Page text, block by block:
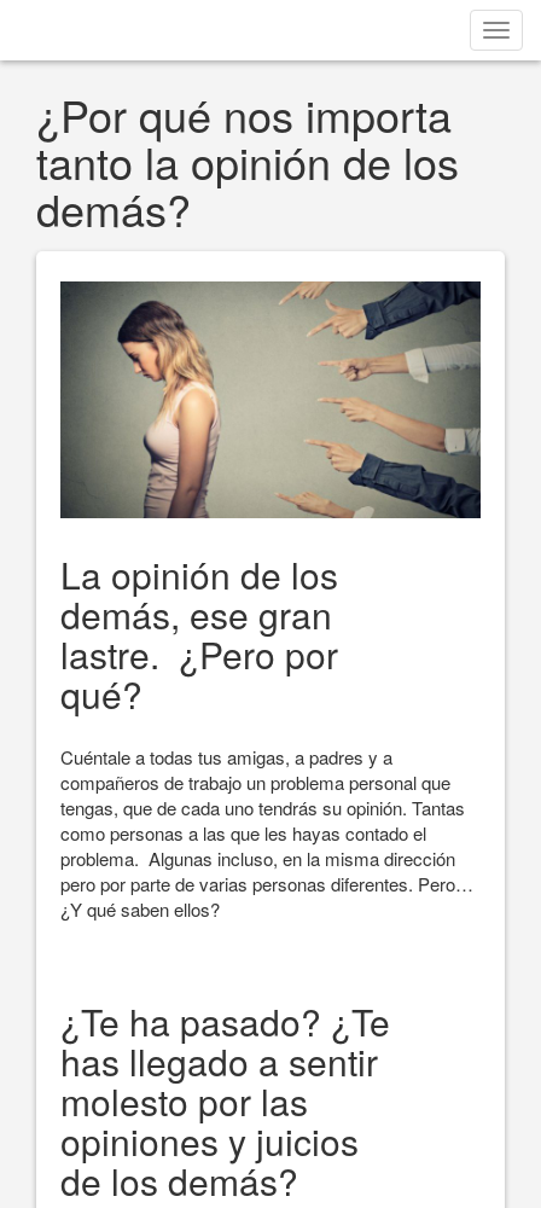
¿Por qué nos importa
tanto la opinión de los
demás?
La opinión de los
demás, ese gran
lastre. ¿Pero por
qué?
Cuéntale a todas tus amigas, a padres y a
compañeros de trabajo un problema personal que
tengas, que de cada uno tendrás su opinión. Tantas
como personas a las que les hayas contado el
problema. Algunas incluso, en la misma dirección
pero por parte de varias personas diferentes. Pero…
¿Y qué saben ellos?
¿Te ha pasado? ¿Te
has llegado a sentir
molesto por las
opiniones y juicios
de los demás?